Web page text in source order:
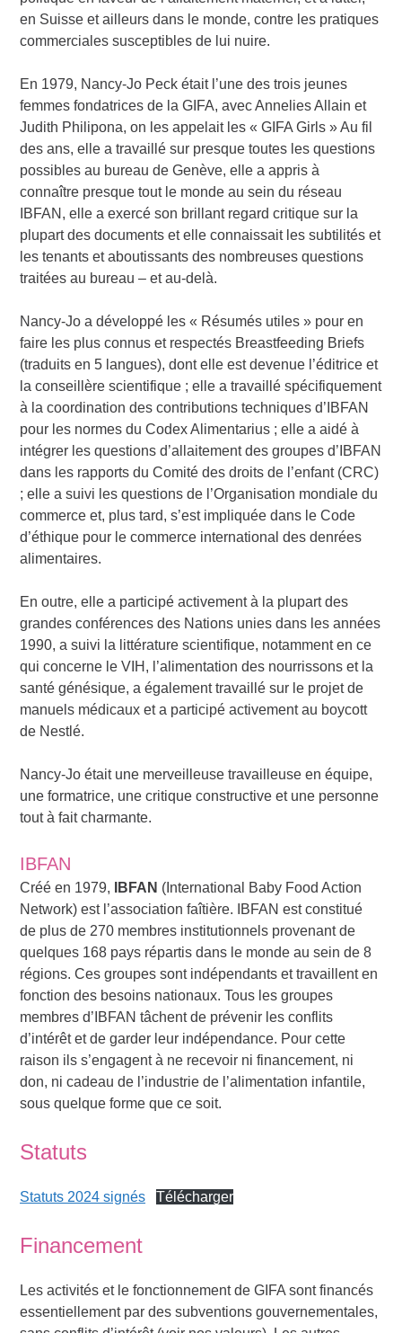
en Suisse et ailleurs dans le monde, contre les pratiques
commerciales susceptibles de lui nuire.
En 1979, Nancy-Jo Peck était l’une des trois jeunes
femmes fondatrices de la GIFA, avec Annelies Allain et
Judith Philipona, on les appelait les « GIFA Girls » Au fil
des ans, elle a travaillé sur presque toutes les questions
possibles au bureau de Genève, elle a appris à
connaître presque tout le monde au sein du réseau
IBFAN, elle a exercé son brillant regard critique sur la
plupart des documents et elle connaissait les subtilités et
les tenants et aboutissants des nombreuses questions
traitées au bureau – et au-delà.
Nancy-Jo a développé les « Résumés utiles » pour en
faire les plus connus et respectés Breastfeeding Briefs
(traduits en 5 langues), dont elle est devenue l’éditrice et
la conseillère scientifique ; elle a travaillé spécifiquement
à la coordination des contributions techniques d’IBFAN
pour les normes du Codex Alimentarius ; elle a aidé à
intégrer les questions d’allaitement des groupes d’IBFAN
dans les rapports du Comité des droits de l’enfant (CRC)
; elle a suivi les questions de l’Organisation mondiale du
commerce et, plus tard, s’est impliquée dans le Code
d’éthique pour le commerce international des denrées
alimentaires.
En outre, elle a participé activement à la plupart des
grandes conférences des Nations unies dans les années
1990, a suivi la littérature scientifique, notamment en ce
qui concerne le VIH, l’alimentation des nourrissons et la
santé génésique, a également travaillé sur le projet de
manuels médicaux et a participé activement au boycott
de Nestlé.
Nancy-Jo était une merveilleuse travailleuse en équipe,
une formatrice, une critique constructive et une personne
tout à fait charmante.
IBFAN
Créé en 1979, IBFAN (International Baby Food Action
Network) est l’association faîtière. IBFAN est constitué
de plus de 270 membres institutionnels provenant de
quelques 168 pays répartis dans le monde au sein de 8
régions. Ces groupes sont indépendants et travaillent en
fonction des besoins nationaux. Tous les groupes
membres d’IBFAN tâchent de prévenir les conflits
d’intérêt et de garder leur indépendance. Pour cette
raison ils s’engagent à ne recevoir ni financement, ni
don, ni cadeau de l’industrie de l’alimentation infantile,
sous quelque forme que ce soit.
Statuts
Statuts 2024 signés Télécharger
Financement
Les activités et le fonctionnement de GIFA sont financés
essentiellement par des subventions gouvernementales,